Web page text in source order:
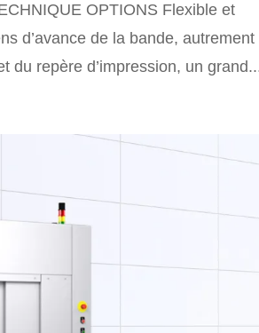
OPTIONS Flexible et
d’avance de la bande, autrement
du repère d’impression, un